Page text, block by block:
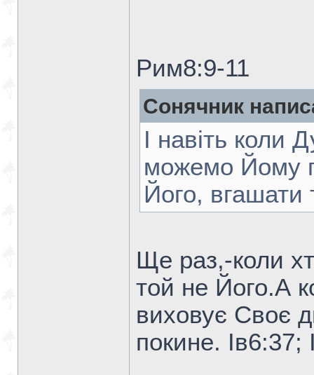
Рим8:9-11
Сонячник
І навіть коли
можемо Йому
Його, вгашати
Ще раз,-коли
той не Його.А
виховує Своє
покине.